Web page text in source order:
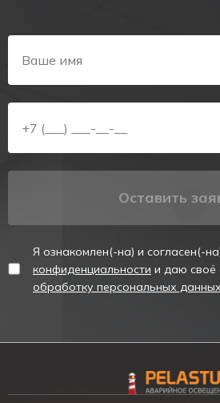
непостоянном режиме действия.
В качестве резервного источника
никель-кадмиевые (Ni-Cd)
аккумулятором имеет зарядное
от перезаряда. Максимальное время
Встраиваемый аварийный светильник
предназначен для монтажа в
Применение:
Аварийный светильник применяется
Технические характеристики:
Способ монтажа – встраиваемый
Источник света: 3W LED
Оставить
Я ознакомлен(-на) и согласен(-
конфиденциальности и даю своё
обработку персональных